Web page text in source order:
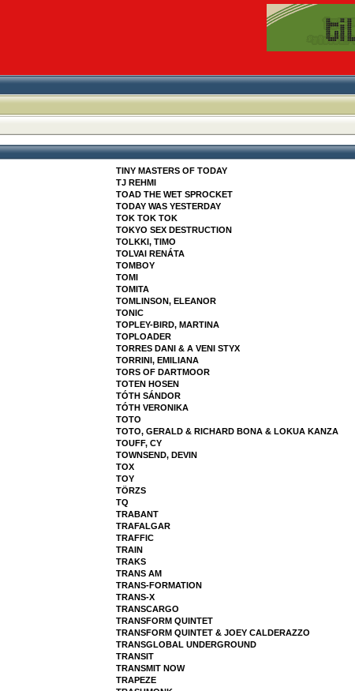
TINY MASTERS OF TODAY
TJ REHMI
TOAD THE WET SPROCKET
TODAY WAS YESTERDAY
TOK TOK TOK
TOKYO SEX DESTRUCTION
TOLKKI, TIMO
TOLVAI RENÁTA
TOMBOY
TOMI
TOMITA
TOMLINSON, ELEANOR
TONIC
TOPLEY-BIRD, MARTINA
TOPLOADER
TORRES DANI & A VENI STYX
TORRINI, EMILIANA
TORS OF DARTMOOR
TOTEN HOSEN
TÓTH SÁNDOR
TÓTH VERONIKA
TOTO
TOTO, GERALD & RICHARD BONA & LOKUA KANZA
TOUFF, CY
TOWNSEND, DEVIN
TOX
TOY
TÖRZS
TQ
TRABANT
TRAFALGAR
TRAFFIC
TRAIN
TRAKS
TRANS AM
TRANS-FORMATION
TRANS-X
TRANSCARGO
TRANSFORM QUINTET
TRANSFORM QUINTET & JOEY CALDERAZZO
TRANSGLOBAL UNDERGROUND
TRANSIT
TRANSMIT NOW
TRAPEZE